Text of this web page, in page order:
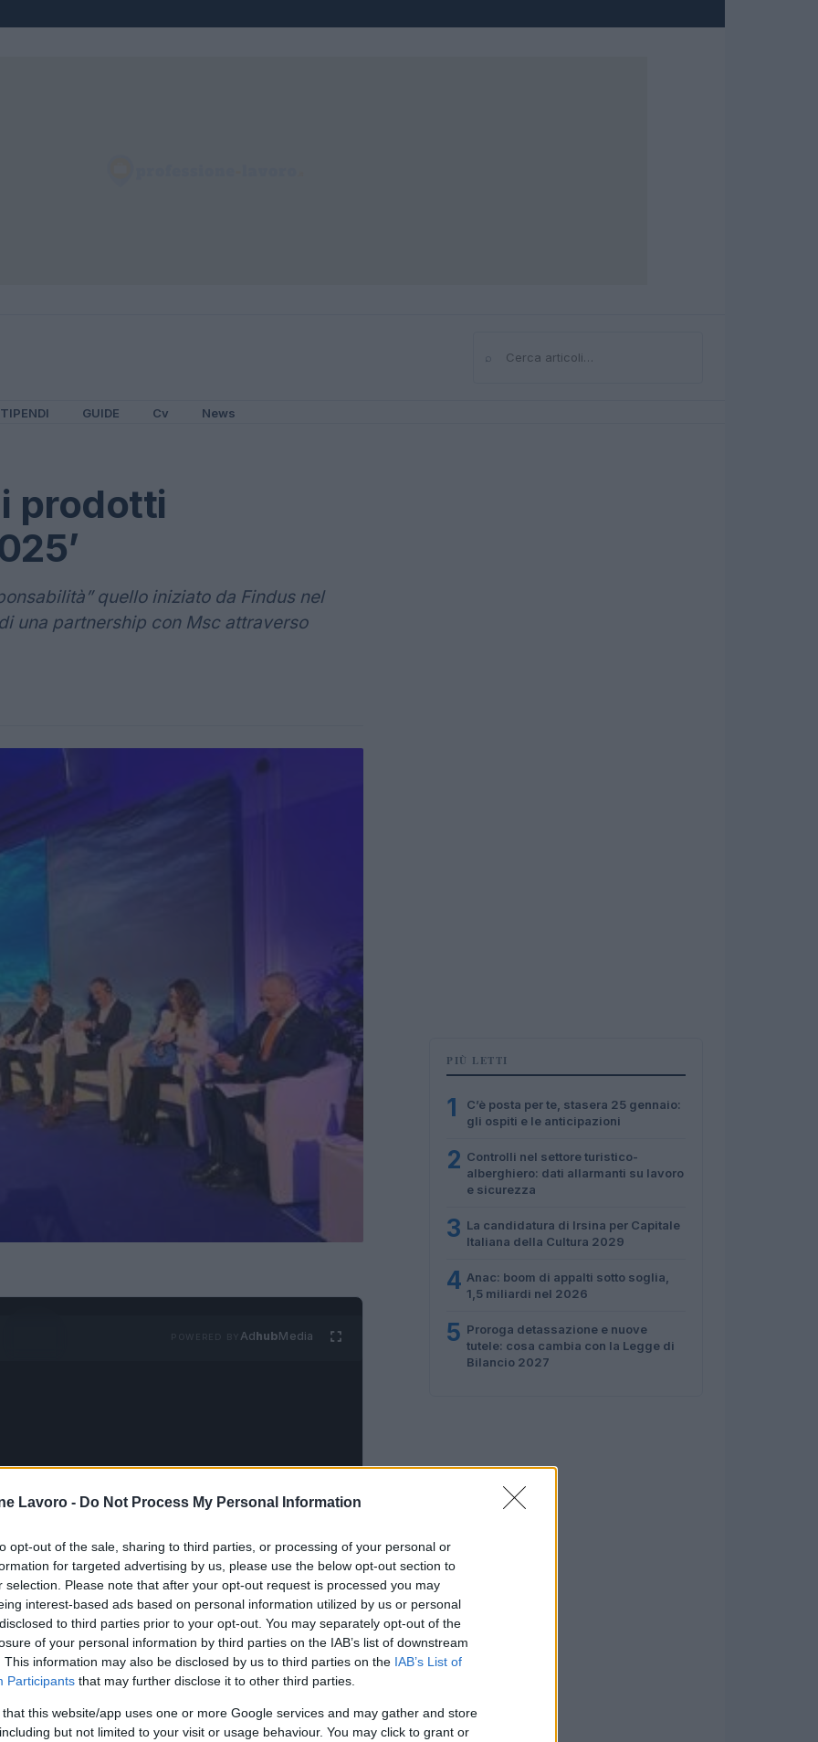
Lavoro - Do Not Process My Personal Information
opt-out of the sale, sharing to third parties, or processing of your personal or
for targeted advertising by us, please use the below opt-out section to
selection. Please note that after your opt-out request is processed you may
interest-based ads based on personal information utilized by us or personal
to third parties prior to your opt-out. You may separately opt-out of the
of your personal information by third parties on the IAB’s list of downstream
This information may also be disclosed by us to third parties on the IAB’s List of
Participants that may further disclose it to other third parties.
that this website/app uses one or more Google services and may gather and store
but not limited to your visit or usage behaviour. You may click to grant or
⌕Cerca
GUIDE Cv News
prodotti
quello iniziato da Findus nel
una partnership con Msc attraverso
AdhubMedia
quello iniziato da Findus nel 2017
con Msc attraverso l'inserimento del
principali, quali bastoncini e fiori di
arrivare al 100% di pesca sostenibile e di
oggi a Milano Renato Roca, country
‘110%: il nostro percorso di
di surgelati per celebrare il traguardo
dei prodotti di pesce e frutti di mare
riguarda il pescato ed Asc per quanto
PIÙ LETTI
1
C’è posta per te, stasera 25 gennaio:
gli ospiti e le anticipazioni
2 Controlli nel settore turistico-
alberghiero: dati allarmanti su lavoro
e sicurezza
3 La candidatura di Irsina per Capitale
Italiana della Cultura 2029
4 Anac: boom di appalti sotto soglia,
1,5 miliardi nel 2026
5 Proroga detassazione e nuove
tutele: cosa cambia con la Legge di
Bilancio 2027